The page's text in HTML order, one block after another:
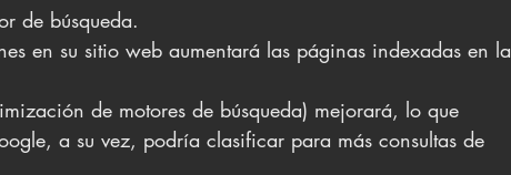
de búsqueda.
en su sitio web aumentará las páginas indexadas en la
de motores de búsqueda) mejorará, lo que
a su vez, podría clasificar para más consultas de